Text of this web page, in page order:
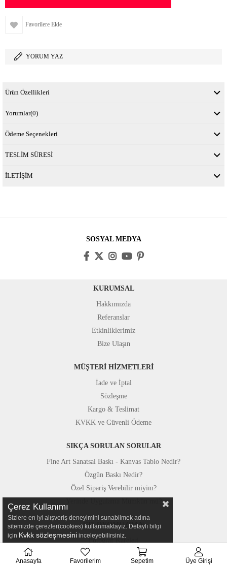
Favorilere Ekle
YORUM YAZ
Ürün Özellikleri
Yorumlar(0)
Ödeme Seçenekleri
TESLİM SÜRESİ
İLETİŞİM
SOSYAL MEDYA
KURUMSAL
Hakkımızda
Referanslar
Etkinliklerimiz
Bize Ulaşın
MÜŞTERİ HİZMETLERİ
İade ve İptal
Sözleşme
Kargo & Teslimat
KVKK ve Güvenli Ödeme
SIKÇA SORULAN SORULAR
Fine Art Sanatsal Baskı - Kanvas Tablo Nedir?
Özgün Baskı Nedir?
Özel Sipariş Verebilir miyim?
STÜDYOMUZDAN
Fotoğraf Kareleri
Basında Canvastar
Çerez Kullanımı
Sizlere en iyi alışveriş deneyimini sunabilmek adına
sitemizde çerezler(cookies) kullanmaktayız. Detaylı bilgi
için Kvkk sözleşmesini inceleyebilirsiniz.
Anasayfa Favorilerim Sepetim Üye Girişi